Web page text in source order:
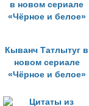
Кыванч Татлытуг в
новом сериале
«Чёрное и белое»